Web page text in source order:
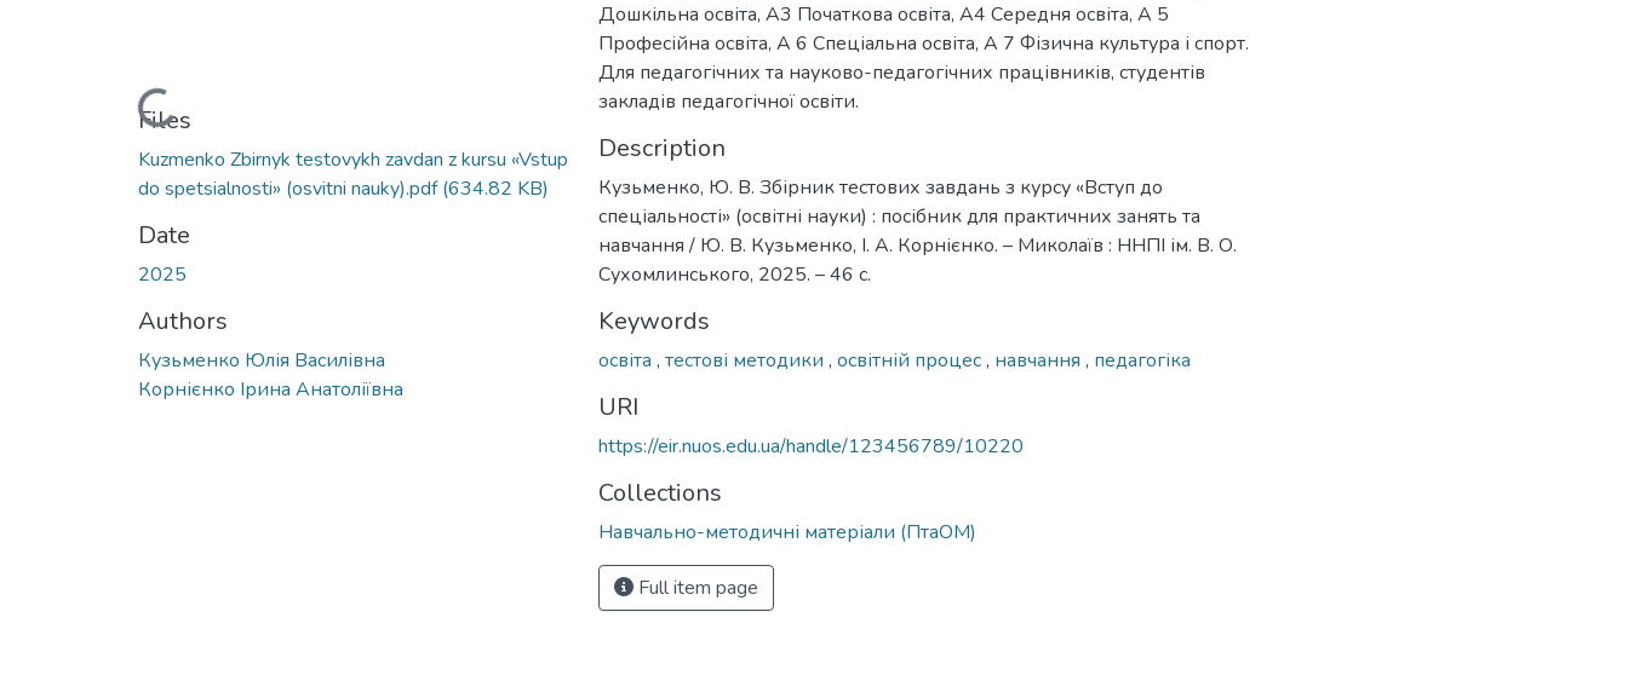
Loading...
Files
Kuzmenko Zbirnyk testovykh zavdan z kursu «Vstup
do spetsialnosti» (osvitni nauky).pdf(634.82 KB)
Date
2025
Authors
Кузьменко Юлія Василівна
Корнієнко Ірина Анатоліївна
Дошкільна освіта, А3 Початкова освіта, А4 Середня освіта, А 5
Професійна освіта, А 6 Спеціальна освіта, А 7 Фізична культура і спорт.
Для педагогічних та науково-педагогічних працівників, студентів
закладів педагогічної освіти.
Description
Кузьменко, Ю. В. Збірник тестових завдань з курсу «Вступ до
спеціальності» (освітні науки) : посібник для практичних занять та
навчання / Ю. В. Кузьменко, І. А. Корнієнко. – Миколаїв : ННПІ ім. В. О.
Сухомлинського, 2025. – 46 с.
Keywords
освіта , тестові методики , освітній процес, навчання , педагогіка
URI
https://eir.nuos.edu.ua/handle/123456789/10220
Collections
Навчально-методичні матеріали (ПтаОМ)
Full item page